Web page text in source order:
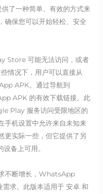
了一种简单、有效的方式来
确保您可以开始轻松、安全
Store 可能无法访问，或者
情况下，用户可以直接从
APK。通过导航到
APK 的有效下载链接。此
Play 服务访问受限地区的
手机设置中允许来自未知来
更实际一些，但它提供了另
备上可用。
不断增长，WhatsApp
求。此版本适用于 安卓 和